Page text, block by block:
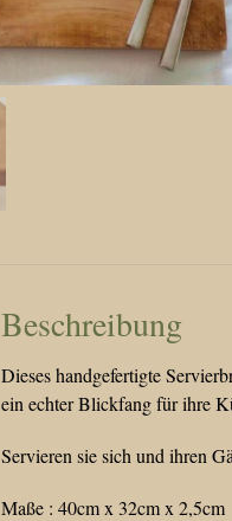
Beschreibung
Dieses handgefertigte
ein echter Blickfang für ihre
Servieren sie sich und ihren
Maße : 40cm x 32cm x 2,5cm